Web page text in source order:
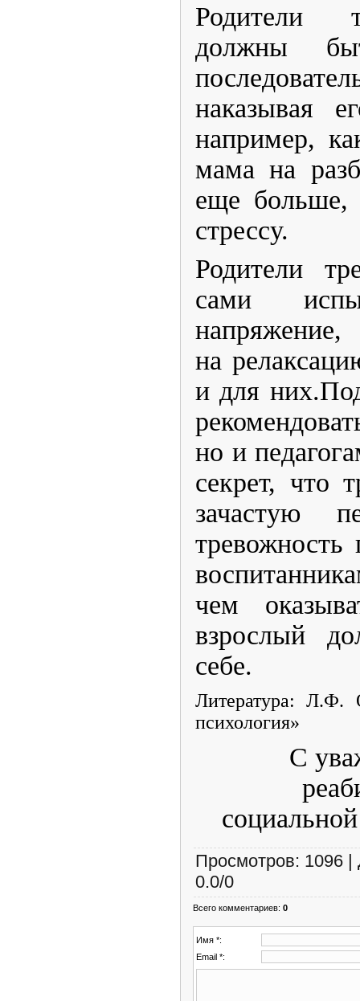
​Родители
должны
наказывая
например,
мама на
еще больше,
стрессу.
​Родители
сами
на
и для
но и
секрет, что
зачастую
тревожность
чем
взрослый
себе.
Литература: Л.Ф.
психология»
С
Просмотров: 1096 |
0.0/0
Всего комментариев: 0
Имя *:
Email *: